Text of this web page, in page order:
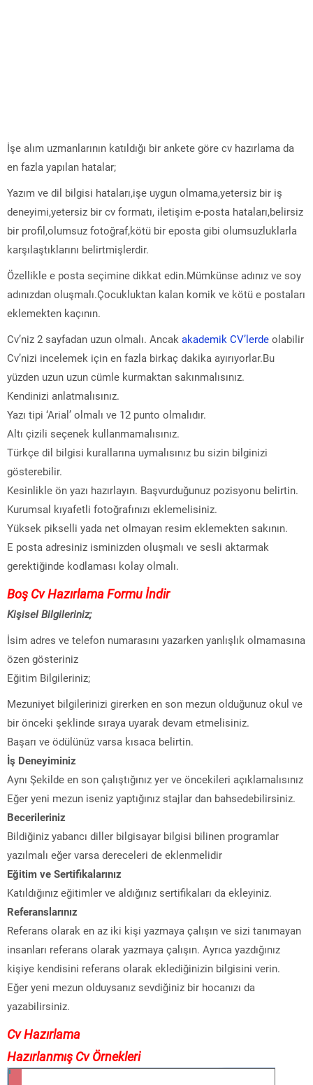
İşe alım uzmanlarının katıldığı bir ankete göre cv hazırlama da
en fazla yapılan hatalar;
Yazım ve dil bilgisi hataları,işe uygun olmama,yetersiz bir iş
deneyimi,yetersiz bir cv formatı, iletişim e-posta hataları,belirsiz
bir profil,olumsuz fotoğraf,kötü bir eposta gibi olumsuzluklarla
karşılaştıklarını belirtmişlerdir.
Özellikle e posta seçimine dikkat edin.Mümkünse adınız ve soy
adınızdan oluşmalı.Çocukluktan kalan komik ve kötü e postaları
eklemekten kaçının.
Cv’niz 2 sayfadan uzun olmalı. Ancak akademik CV’lerde olabilir
Cv’nizi incelemek için en fazla birkaç dakika ayırıyorlar.Bu
yüzden uzun uzun cümle kurmaktan sakınmalısınız.
Kendinizi anlatmalısınız.
Yazı tipi ‘Arial’ olmalı ve 12 punto olmalıdır.
Altı çizili seçenek kullanmamalısınız.
Türkçe dil bilgisi kurallarına uymalısınız bu sizin bilginizi
gösterebilir.
Kesinlikle ön yazı hazırlayın. Başvurduğunuz pozisyonu belirtin.
Kurumsal kıyafetli fotoğrafınızı eklemelisiniz.
Yüksek pikselli yada net olmayan resim eklemekten sakının.
E posta adresiniz isminizden oluşmalı ve sesli aktarmak
gerektiğinde kodlaması kolay olmalı.
Boş Cv Hazırlama Formu İndir
Kişisel Bilgileriniz;
İsim adres ve telefon numarasını yazarken yanlışlık olmamasına
özen gösteriniz
Eğitim Bilgileriniz;
Mezuniyet bilgilerinizi girerken en son mezun olduğunuz okul ve
bir önceki şeklinde sıraya uyarak devam etmelisiniz.
Başarı ve ödülünüz varsa kısaca belirtin.
İş Deneyiminiz
Aynı Şekilde en son çalıştığınız yer ve öncekileri açıklamalısınız
Eğer yeni mezun iseniz yaptığınız stajlar dan bahsedebilirsiniz.
Becerileriniz
Bildiğiniz yabancı diller bilgisayar bilgisi bilinen programlar
yazılmalı eğer varsa dereceleri de eklenmelidir
Eğitim ve Sertifikalarınız
Katıldığınız eğitimler ve aldığınız sertifikaları da ekleyiniz.
Referanslarınız
Referans olarak en az iki kişi yazmaya çalışın ve sizi tanımayan
insanları referans olarak yazmaya çalışın. Ayrıca yazdığınız
kişiye kendisini referans olarak eklediğinizin bilgisini verin.
Eğer yeni mezun olduysanız sevdiğiniz bir hocanızı da
yazabilirsiniz.
Cv Hazırlama
Hazırlanmış Cv Örnekleri